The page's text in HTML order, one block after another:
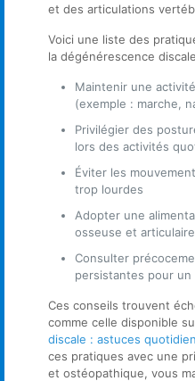
et des articulations
Voici une liste des
la dégénérescence
Maintenir une
(exemple : marche,
Privilégier des
lors des activités
Éviter les
trop lourdes
Adopter une
osseuse et articulaire
Consulter
persistantes pour un
Ces conseils trouvent
comme celle disponible
discale : astuces
ces pratiques avec une
et ostéopathique, vous